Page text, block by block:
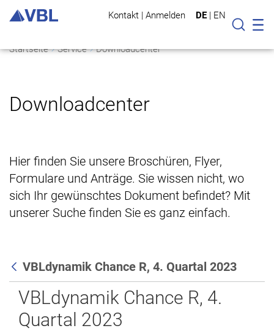
Kontakt | Anmelden DE | EN
Suche
Startseite Service Downloadcenter
Downloadcenter
Hier finden Sie unsere Broschüren, Flyer,
Formulare und Anträge. Sie wissen nicht, wo
sich Ihr gewünschtes Dokument befindet? Mit
unserer Suche finden Sie es ganz einfach.
Zurück
VBLdynamik Chance R, 4. Quartal 2023
VBLdynamik Chance R, 4.
Quartal 2023